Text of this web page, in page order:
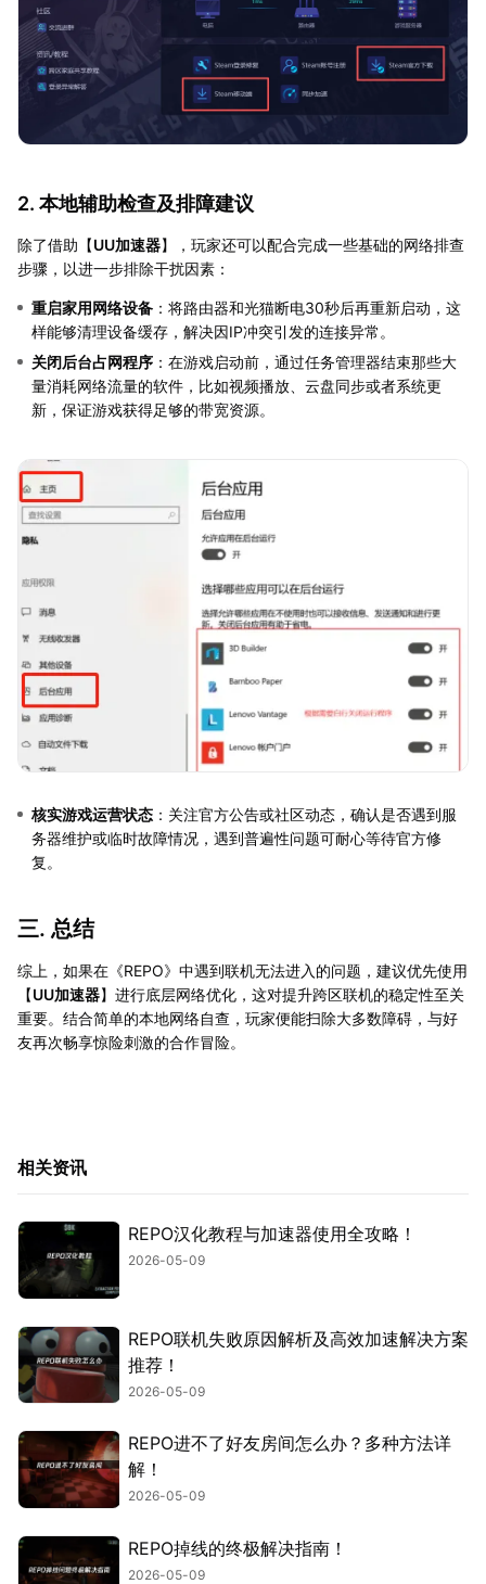
2. 本地辅助检查及排障建议
除了借助【UU加速器】，玩家还可以配合完成一些基础的网络排查
步骤，以进一步排除干扰因素：
重启家用网络设备 ：将路由器和光猫断电30秒后再重新启动，这
样能够清理设备缓存，解决因IP冲突引发的连接异常。
关闭后台占网程序 ：在游戏启动前，通过任务管理器结束那些大
量消耗网络流量的软件，比如视频播放、云盘同步或者系统更
新，保证游戏获得足够的带宽资源。
核实游戏运营状态 ：关注官方公告或社区动态，确认是否遇到服
务器维护或临时故障情况，遇到普遍性问题可耐心等待官方修
复。
三. 总结
综上，如果在《REPO》中遇到联机无法进入的问题，建议优先使用
【UU加速器】进行底层网络优化，这对提升跨区联机的稳定性至关
重要。结合简单的本地网络自查，玩家便能扫除大多数障碍，与好
友再次畅享惊险刺激的合作冒险。
相关资讯
REPO汉化教程与加速器使用全攻略！
2026-05-09
REPO联机失败原因解析及高效加速解决方案
推荐！
2026-05-09
REPO进不了好友房间怎么办？多种方法详
解！
2026-05-09
REPO掉线的终极解决指南！
2026-05-09